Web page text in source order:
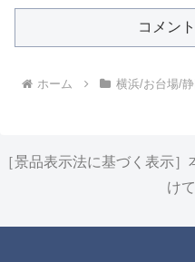
コメン
ホーム 横浜/お台場/
［景品表示法に基づく表示
け